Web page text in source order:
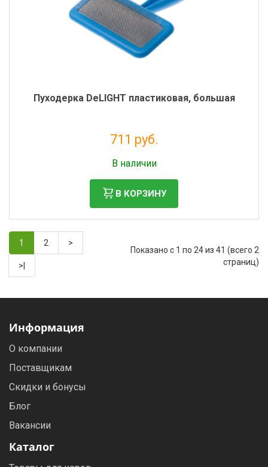
Пуходерка DeLIGHT пластиковая, большая
711 руб.
В наличии
В КОРЗИНУ
1 2 >
>|
Показано с 1 по 24 из 41 (всего 2
страниц)
Информация
О компании
Поставщикам
Скидки и бонусы
Блог
Вакансии
Каталог